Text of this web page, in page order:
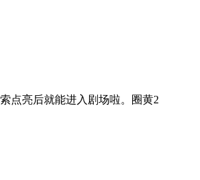
点亮后就能进入剧场啦。圈黄2